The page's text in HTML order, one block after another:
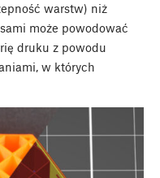
warstw) niż
może powodować
druku z powodu
w których